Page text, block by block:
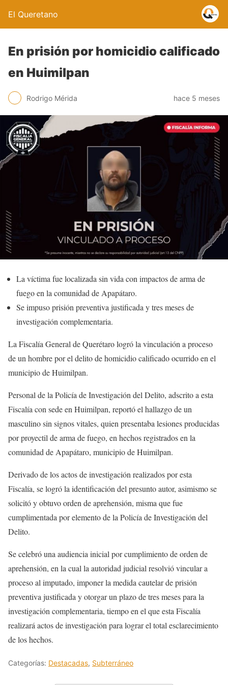
El Queretano
En prisión por homicidio calificado
en Huimilpan
Rodrigo Mérida hace 5 meses
La víctima fue localizada sin vida con impactos de arma de
fuego en la comunidad de Apapátaro.
Se impuso prisión preventiva justificada y tres meses de
investigación complementaria.
La Fiscalía General de Querétaro logró la vinculación a proceso
de un hombre por el delito de homicidio calificado ocurrido en el
municipio de Huimilpan.
Personal de la Policía de Investigación del Delito, adscrito a esta
Fiscalía con sede en Huimilpan, reportó el hallazgo de un
masculino sin signos vitales, quien presentaba lesiones producidas
por proyectil de arma de fuego, en hechos registrados en la
comunidad de Apapátaro, municipio de Huimilpan.
Derivado de los actos de investigación realizados por esta
Fiscalía, se logró la identificación del presunto autor, asimismo se
solicitó y obtuvo orden de aprehensión, misma que fue
cumplimentada por elemento de la Policía de Investigación del
Delito.
Se celebró una audiencia inicial por cumplimiento de orden de
aprehensión, en la cual la autoridad judicial resolvió vincular a
proceso al imputado, imponer la medida cautelar de prisión
preventiva justificada y otorgar un plazo de tres meses para la
investigación complementaria, tiempo en el que esta Fiscalía
realizará actos de investigación para lograr el total esclarecimiento
de los hechos.
Categorías: Destacadas, Subterráneo